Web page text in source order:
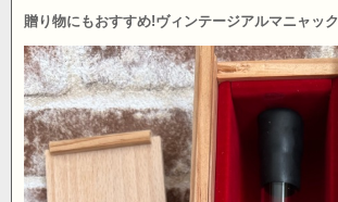
贈り物にもおすすめ!ヴィンテージアルマニャック